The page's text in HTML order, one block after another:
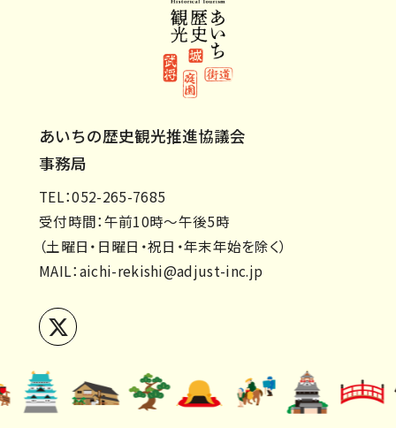
あいちの歴史観光推進協議会
事務局
TEL：052-265-7685
受付時間：午前10時～午後5時
（土曜日・日曜日・祝日・年末年始を除く）
MAIL：aichi-rekishi@adjust-inc.jp